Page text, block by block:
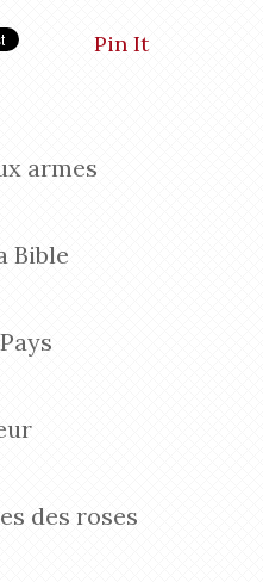
Pin It
armes
Bible
des roses